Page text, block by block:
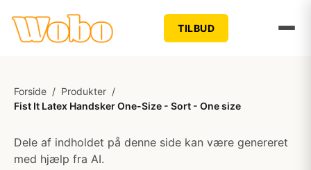
TILBUD
Forside / Produkter /
Fist It Latex Handsker One-Size - Sort - One size
Dele af indholdet på denne side kan være genereret
med hjælp fra AI.